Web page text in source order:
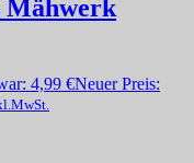
Mähwerk
4,99 €Neuer Preis: